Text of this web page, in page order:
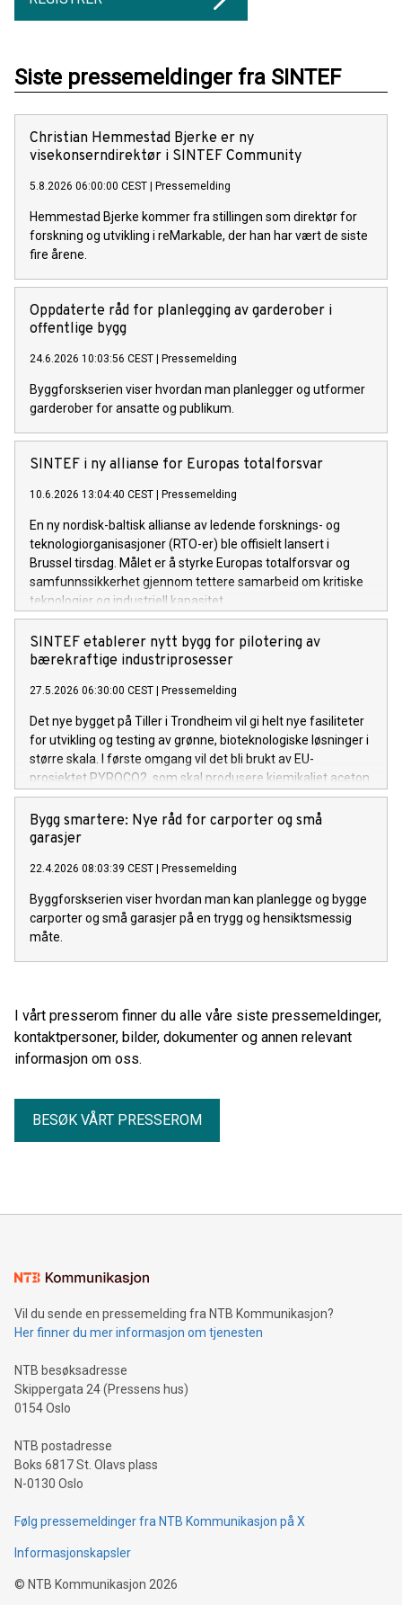
Siste pressemeldinger fra SINTEF
Christian Hemmestad Bjerke er ny
visekonserndirektør i SINTEF Community
5.8.2026 06:00:00 CEST | Pressemelding
Hemmestad Bjerke kommer fra stillingen som direktør for
forskning og utvikling i reMarkable, der han har vært de siste
fire årene.
Oppdaterte råd for planlegging av garderober i
offentlige bygg
24.6.2026 10:03:56 CEST | Pressemelding
Byggforskserien viser hvordan man planlegger og utformer
garderober for ansatte og publikum.
SINTEF i ny allianse for Europas totalforsvar
10.6.2026 13:04:40 CEST | Pressemelding
En ny nordisk-baltisk allianse av ledende forsknings- og
teknologiorganisasjoner (RTO-er) ble offisielt lansert i
Brussel tirsdag. Målet er å styrke Europas totalforsvar og
samfunnssikkerhet gjennom tettere samarbeid om kritiske
teknologier og industriell kapasitet.
SINTEF etablerer nytt bygg for pilotering av
bærekraftige industriprosesser
27.5.2026 06:30:00 CEST | Pressemelding
Det nye bygget på Tiller i Trondheim vil gi helt nye fasiliteter
for utvikling og testing av grønne, bioteknologiske løsninger i
større skala. I første omgang vil det bli brukt av EU-
prosjektet PYROCO2, som skal produsere kjemikaliet aceton
fra CO2 og grønt hydrogen ved hjelp av gassfermentering.
Bygg smartere: Nye råd for carporter og små
garasjer
22.4.2026 08:03:39 CEST | Pressemelding
Byggforskserien viser hvordan man kan planlegge og bygge
carporter og små garasjer på en trygg og hensiktsmessig
måte.
I vårt presserom finner du alle våre siste pressemeldinger,
kontaktpersoner, bilder, dokumenter og annen relevant
informasjon om oss.
BESØK VÅRT PRESSEROM
Vil du sende en pressemelding fra NTB Kommunikasjon?
Her finner du mer informasjon om tjenesten
NTB besøksadresse
Skippergata 24 (Pressens hus)
0154 Oslo
NTB postadresse
Boks 6817 St. Olavs plass
N-0130 Oslo
Følg pressemeldinger fra NTB Kommunikasjon på X
Informasjonskapsler
© NTB Kommunikasjon 2026